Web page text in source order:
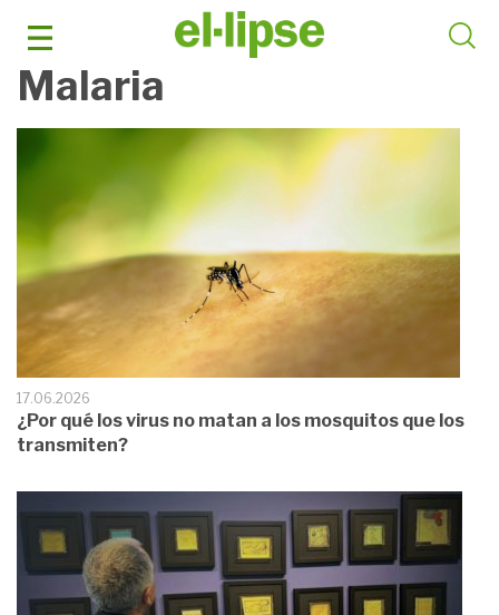
contenido
Malaria
17.06.2026
¿Por qué los virus no matan a los mosquitos que los
transmiten?